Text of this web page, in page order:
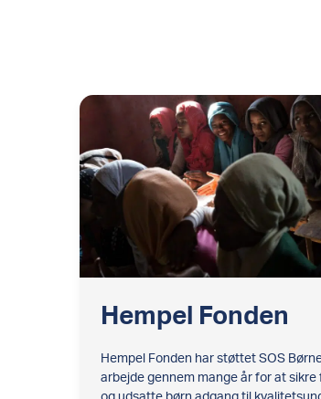
Hempel Fonden
Hempel Fonden har støttet SOS
arbejde gennem mange år for at
og udsatte børn adgang til